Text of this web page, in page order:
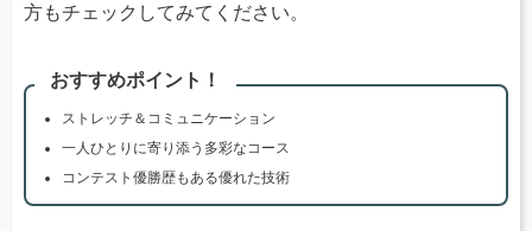
方もチェックしてみてください。
おすすめポイント！
ストレッチ＆コミュニケーション
一人ひとりに寄り添う多彩なコース
コンテスト優勝歴もある優れた技術